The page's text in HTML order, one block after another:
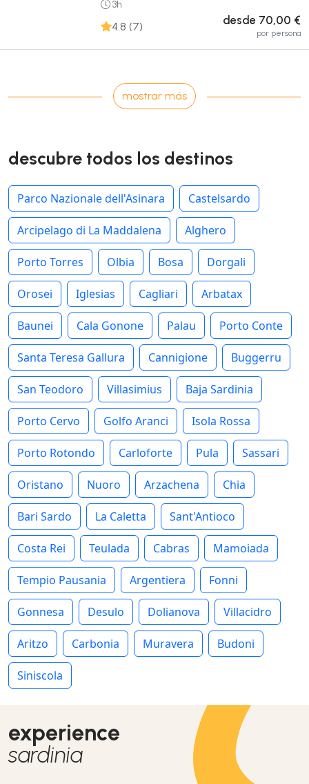
3h
4.8 (7) desde 70,00 €
por persona
mostrar más
descubre todos los destinos
Parco Nazionale dell'Asinara Castelsardo
Arcipelago di La Maddalena Alghero
Porto Torres Olbia Bosa Dorgali
Orosei Iglesias Cagliari Arbatax
Baunei Cala Gonone Palau Porto Conte
Santa Teresa Gallura Cannigione Buggerru
San Teodoro Villasimius Baja Sardinia
Porto Cervo Golfo Aranci Isola Rossa
Porto Rotondo Carloforte Pula Sassari
Oristano Nuoro Arzachena Chia
Bari Sardo La Caletta Sant'Antioco
Costa Rei Teulada Cabras Mamoiada
Tempio Pausania Argentiera Fonni
Gonnesa Desulo Dolianova Villacidro
Aritzo Carbonia Muravera Budoni
Siniscola
experience
sardinia